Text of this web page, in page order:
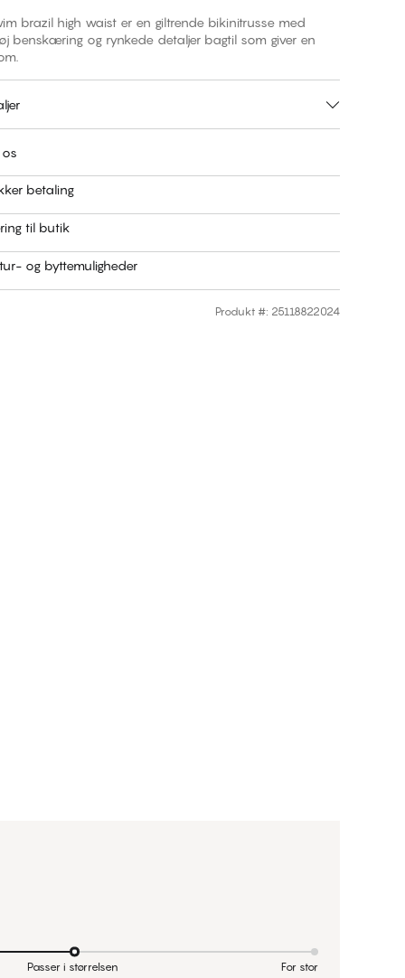
brazil high waist er en giltrende bikinitrusse med
benskæring og rynkede detaljer bagtil som giver en
betaling
til butik
og byttemuligheder
Produkt #: 25118822024
Passer i størrelsen For stor